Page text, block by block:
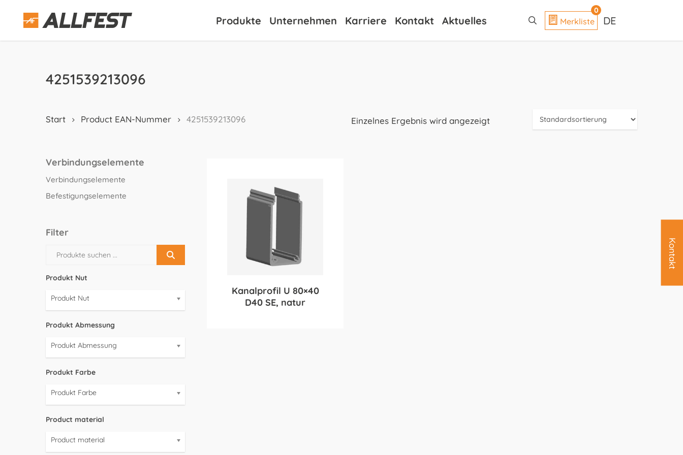
content
Produkte Unternehmen Karriere Kontakt Aktuelles
0
Merkliste DE
4251539213096
Einzelnes Ergebnis wird angezeigt
Start Product EAN-Nummer 4251539213096
Verbindungselemente
Verbindungselemente
Befestigungselemente
Filter
Produkt Nut
Produkt Nut
Produkt Abmessung
Produkt Abmessung
Produkt Farbe
Produkt Farbe
Product material
Product material
Kanalprofil U 80×40
D40 SE, natur
Kontakt